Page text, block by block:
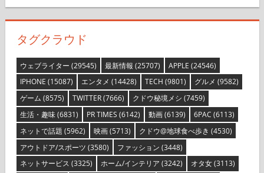
タグクラウド
ウェブライター (29545) 最新情報 (25707) APPLE (24546)
IPHONE (15087) エンタメ (14428) TECH (9801) グルメ (9582)
ゲーム (8575) TWITTER(7666) クドウ秘境メシ (7459)
生活・趣味(6831) PR TIMES (6142) 動画(6139) 6PAC (6113)
ネットで話題 (5962) 映画(5713) クドウ@地球食べ歩き (4530)
アウトドア/スポーツ (3580) ファッション (3448)
ネットサービス (3325) ホーム/インテリア (3242) オタ女(3113)